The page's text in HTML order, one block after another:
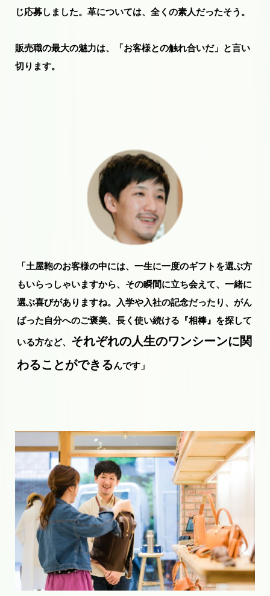
じ応募しました。革については、全くの素人だったそう。
販売職の最大の魅力は、「お客様との触れ合いだ」と言い
切ります。
「土屋鞄のお客様の中には、一生に一度のギフトを選ぶ方
もいらっしゃいますから、その瞬間に立ち会えて、一緒に
選ぶ喜びがありますね。入学や入社の記念だったり、がん
ばった自分へのご褒美、長く使い続ける『相棒』を探して
いる方など、 それぞれの人生のワンシーンに関
わることができるんです」